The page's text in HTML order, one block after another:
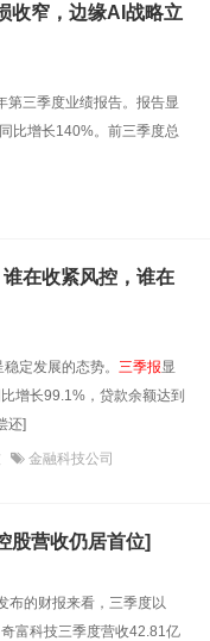
收窄，边缘AI战略立
三季度业绩报告。报告显
比增长140%。前三季度总
谁在收紧风控，谁在
定发展的态势。 三季报显
增长99.1%，贷款余额达到
还]
金融科技公司
股营收仍居首位]
布的财报来看，三季度以
富科技三季度营收42.81亿